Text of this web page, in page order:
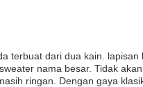
terbuat dari dua kain.
nama besar. Tidak
ringan. Dengan gaya